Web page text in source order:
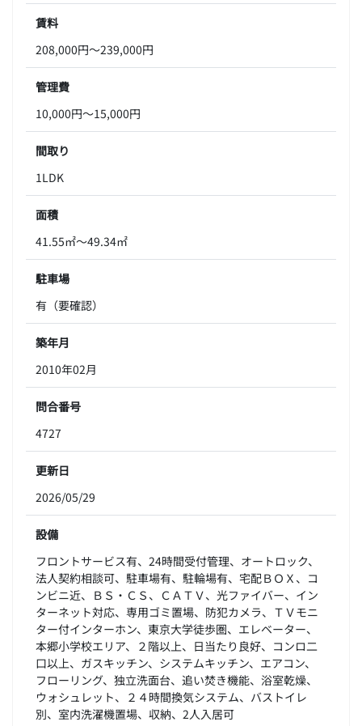
賃料
208,000円～239,000円
管理費
10,000円～15,000円
間取り
1LDK
面積
41.55㎡～49.34㎡
駐車場
有（要確認）
築年月
2010年02月
問合番号
4727
更新日
2026/05/29
設備
フロントサービス有、24時間受付管理、オートロック、
法人契約相談可、駐車場有、駐輪場有、宅配ＢＯＸ、コ
ンビニ近、ＢＳ・ＣＳ、ＣＡＴＶ、光ファイバー、イン
ターネット対応、専用ゴミ置場、防犯カメラ、ＴＶモニ
ター付インターホン、東京大学徒歩圏、エレベーター、
本郷小学校エリア、２階以上、日当たり良好、コンロ二
口以上、ガスキッチン、システムキッチン、エアコン、
フローリング、独立洗面台、追い焚き機能、浴室乾燥、
ウォシュレット、２４時間換気システム、バストイレ
別、室内洗濯機置場、収納、2人入居可